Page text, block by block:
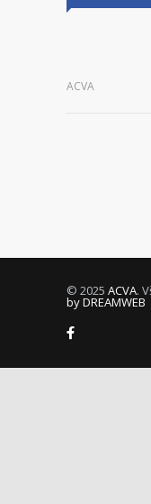
ACVA
© 2025 ACVA.
by DREAMWEB